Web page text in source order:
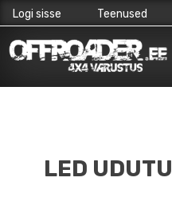
to
Logi sisse Teenused
LED